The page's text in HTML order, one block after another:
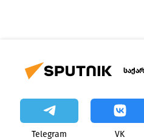
Telegram VK